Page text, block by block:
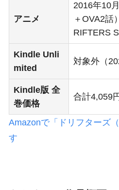
アニメ
2016年10
＋OVA2話
RIFTERS
Kindle Unli
mited
対象外（
Kindle版 全
巻価格
合計4,059
Amazonで「ドリフターズ
す